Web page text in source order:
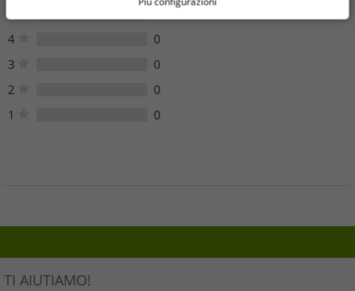
4
0
3
0
2
0
1
0
TI AIUTIAMO!